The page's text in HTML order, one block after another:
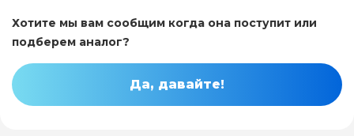
Хотите мы вам сообщим когда она поступит или
подберем аналог?
Да, давайте!